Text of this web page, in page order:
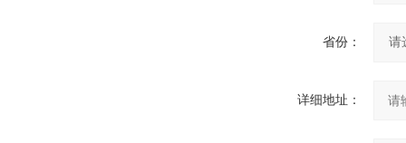
省份：
详细地址：